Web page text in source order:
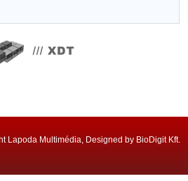
Lapoda Multimédia, Designed by BioDigit Kft.